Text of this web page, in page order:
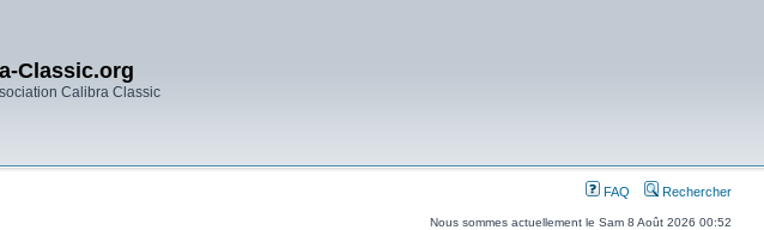
Classic.org
Calibra Classic
FAQ Rechercher
Nous sommes actuellement le Sam 8 Août 2026 00:52